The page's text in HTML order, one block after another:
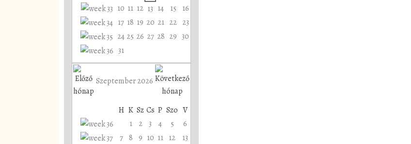
10 11 12 13 14 15
16
17 18 19 20 21 22 23
24 25 26 27 28 29 30
31
Szeptember 2026
H K Sz Cs P Szo V
1
2 3 4 5
6
7 8 9 10 11 12
13